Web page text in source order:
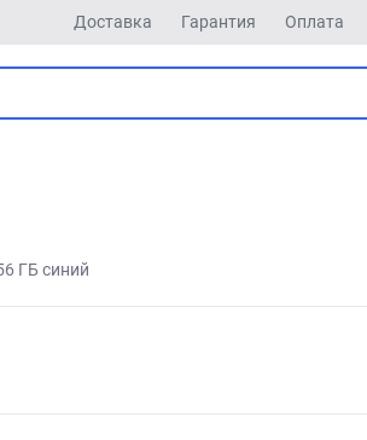
Доставка Гарантия Оплата
ГБ синий